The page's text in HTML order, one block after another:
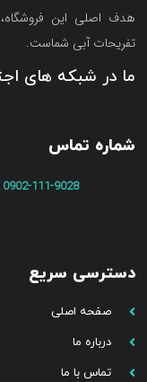
هدف اصلی این
تفریحات آبی شماست.
ما در شبکه های
شماره تماس
0902-111-9028
دسترسی سریع
صفحه اصلی
درباره ما
تماس با ما